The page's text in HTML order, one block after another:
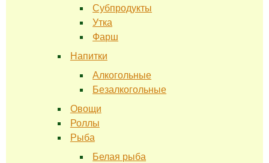
Субпродукты
Утка
Фарш
Напитки
Алкогольные
Безалкогольные
Овощи
Роллы
Рыба
Белая рыба